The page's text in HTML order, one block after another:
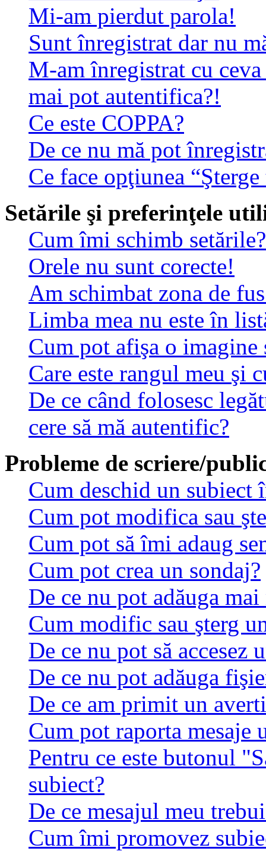
Mi-am pierdut parola!
Sunt înregistrat dar nu
M-am înregistrat cu
mai pot autentifica?!
Ce este COPPA?
De ce nu mă pot
Ce face opţiunea
Setările şi preferinţele
Cum îmi schimb setările?
Orele nu sunt corecte!
Am schimbat zona de
Limba mea nu este în
Cum pot afişa o
Care este rangul meu şi
De ce când folosesc
cere să mă autentific?
Probleme de scriere/
Cum deschid un subiect
Cum pot modifica sau
Cum pot să îmi adaug
Cum pot crea un sondaj?
De ce nu pot adăuga
Cum modific sau şterg
De ce nu pot să accesez
De ce nu pot adăuga
De ce am primit un
Cum pot raporta mesaje
Pentru ce este butonul
subiect?
De ce mesajul meu
Cum îmi promovez